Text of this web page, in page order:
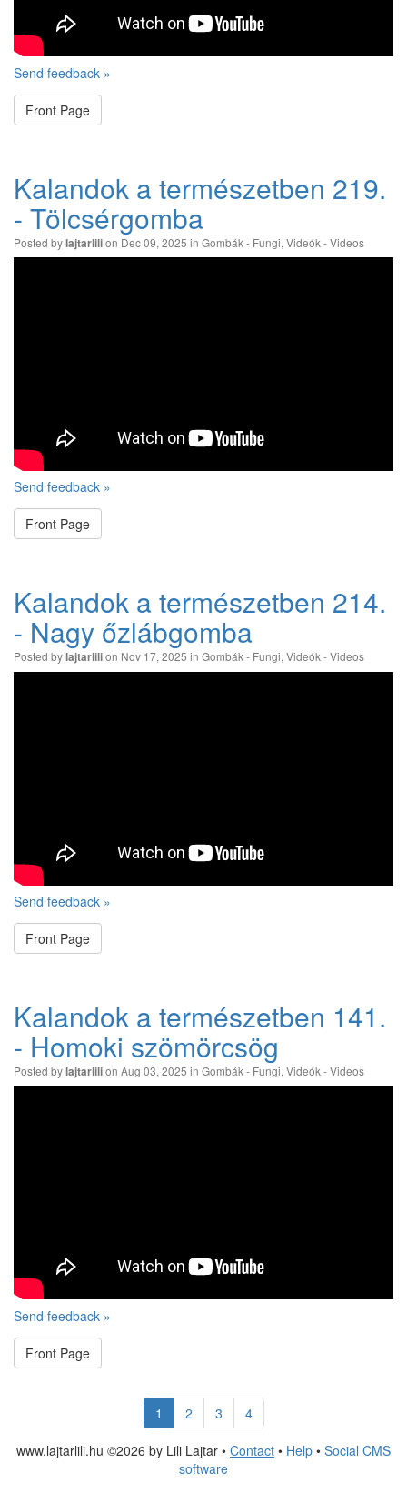
Send feedback »
Front Page
Kalandok a természetben 219.
- Tölcsérgomba
Posted bylajtarlilion Dec 09, 2025 in Gombák - Fungi, Videók - Videos
Send feedback »
Front Page
Kalandok a természetben 214.
- Nagy őzlábgomba
Posted bylajtarlilion Nov 17, 2025 in Gombák - Fungi, Videók - Videos
Send feedback »
Front Page
Kalandok a természetben 141.
- Homoki szömörcsög
Posted bylajtarlilion Aug 03, 2025 in Gombák - Fungi, Videók - Videos
Send feedback »
Front Page
1 2 3 4
www.lajtarlili.hu ©2026 by Lili Lajtar • Contact • Help • Social CMS
software